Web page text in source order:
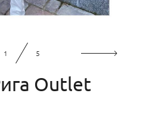
1 5
Outlet